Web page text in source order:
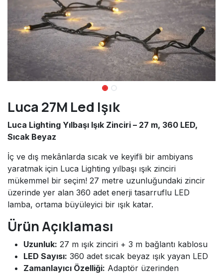
Luca 27M Led Işık
Luca Lighting Yılbaşı Işık Zinciri – 27 m, 360 LED,
Sıcak Beyaz
İç ve dış mekânlarda sıcak ve keyifli bir ambiyans
yaratmak için Luca Lighting yılbaşı ışık zinciri
mükemmel bir seçim! 27 metre uzunluğundaki zincir
üzerinde yer alan 360 adet enerji tasarruflu LED
lamba, ortama büyüleyici bir ışık katar.
Ürün Açıklaması
Uzunluk: 27 m ışık zinciri + 3 m bağlantı kablosu
LED Sayısı: 360 adet sıcak beyaz ışık yayan LED
Zamanlayıcı Özelliği: Adaptör üzerinden